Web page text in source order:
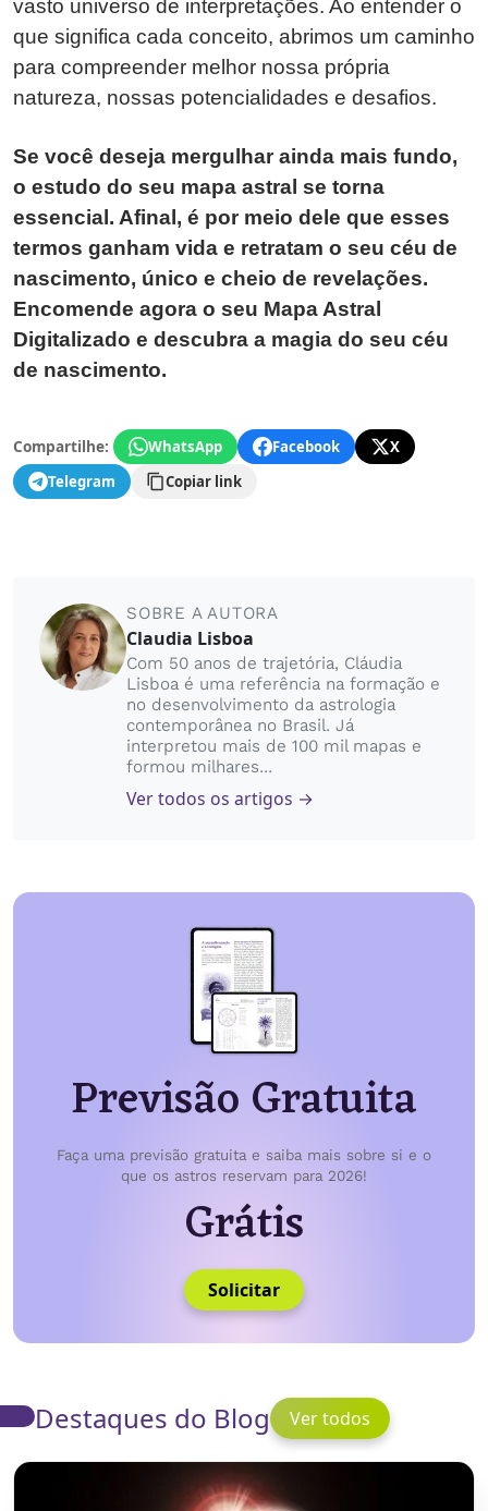
vasto universo de interpretações. Ao entender o
que significa cada conceito, abrimos um caminho
para compreender melhor nossa própria
natureza, nossas potencialidades e desafios.
Se você deseja mergulhar ainda mais fundo,
o estudo do seu mapa astral se torna
essencial. Afinal, é por meio dele que esses
termos ganham vida e retratam o seu céu de
nascimento, único e cheio de revelações.
Encomende agora o seu Mapa Astral
Digitalizado e descubra a magia do seu céu
de nascimento.
Compartilhe: WhatsApp Facebook
X
Telegram
Copiar link
SOBRE A AUTORA
Claudia Lisboa
Com 50 anos de trajetória, Cláudia
Lisboa é uma referência na formação e
no desenvolvimento da astrologia
contemporânea no Brasil. Já
interpretou mais de 100 mil mapas e
formou milhares...
Ver todos os artigos →
Previsão Gratuita
Faça uma previsão gratuita e saiba mais sobre si e o
que os astros reservam para 2026!
Grátis
Solicitar
Destaques do Blog Ver todos